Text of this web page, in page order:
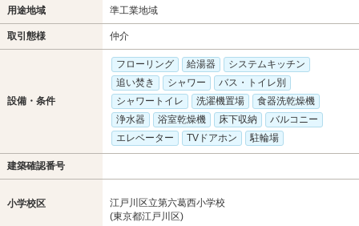
用途地域 準工業地域
取引態様 仲介
設備・条件
フローリング 給湯器
システムキッチン
追い焚き
シャワー
バス・トイレ別
シャワートイレ
洗濯機置場
食器洗乾燥機
浄水器
浴室乾燥機 床下収納
バルコニー
エレベーター
TVドアホン 駐輪場
建築確認番号
小学校区
江戸川区立第六葛西小学校
(東京都江戸川区)